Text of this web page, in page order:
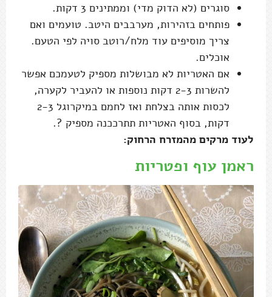
סוגרים (לא הדוק מדי) וממתינים 3 דקות.
פותחים בזהירות, מערבבים היטב. טועמים ואם
צריך מוסיפים עוד מלח/רוטב סויה לפי הטעם.
אוכלים.
אם האטריות לא מבושלות מספיק לטעמכם אפשר
להשרות 2-3 דקות נוספות או להעביר לקערה,
לכסות אותה בצלחת ואז לחמם במיקרוגל 2-3
דקות, בסוף האטריות תתרככנה מספיק ?.
לעוד מרקים מהמזרח הרחוק:
ראמן עוף ופטריות